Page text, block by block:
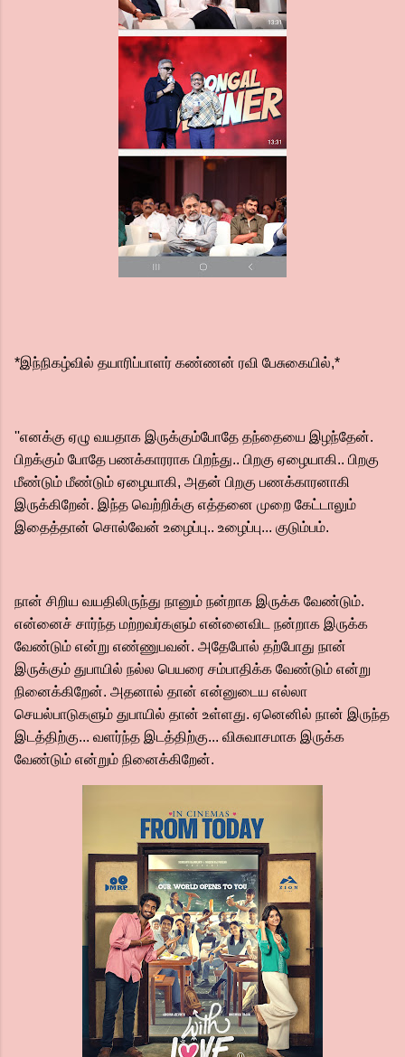
*இந்நிகழ்வில் தயாரிப்பாளர் கண்ணன் ரவி பேசுகையில்,*
''எனக்கு ஏழு வயதாக இருக்கும்போதே தந்தையை இழந்தேன்.
பிறக்கும் போதே பணக்காரராக பிறந்து.. பிறகு ஏழையாகி.. பிறகு
மீண்டும் மீண்டும் ஏழையாகி, அதன் பிறகு பணக்காரனாகி
இருக்கிறேன். இந்த வெற்றிக்கு எத்தனை முறை கேட்டாலும்
இதைத்தான் சொல்வேன் உழைப்பு.. உழைப்பு... குடும்பம்.‌
நான் சிறிய வயதிலிருந்து நானும் நன்றாக இருக்க வேண்டும்.
என்னைச் சார்ந்த மற்றவர்களும் என்னைவிட நன்றாக இருக்க
வேண்டும் என்று எண்ணுபவன்.‌ அதேபோல் தற்போது நான்
இருக்கும் துபாயில் நல்ல பெயரை சம்பாதிக்க வேண்டும் என்று
நினைக்கிறேன். அதனால் தான் என்னுடைய எல்லா
செயல்பாடுகளும் துபாயில் தான் உள்ளது. ஏனெனில் நான் இருந்த
இடத்திற்கு... வளர்ந்த இடத்திற்கு... விசுவாசமாக இருக்க
வேண்டும் என்றும் நினைக்கிறேன்.